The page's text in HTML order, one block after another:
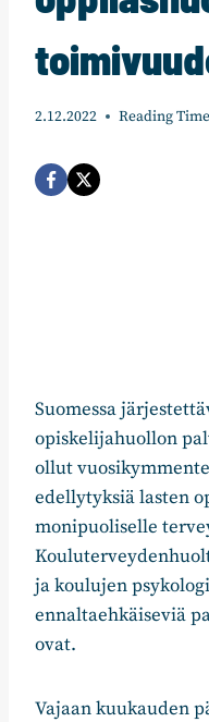
2.12.2022 Reading
Suomessa
opiskelijahuollon
ollut
edellytyksiä lasten
monipuoliselle
ja koulujen
ennaltaehkäiseviä
ovat.
Vajaan kuukauden